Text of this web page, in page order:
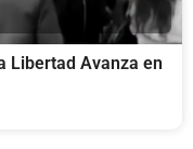
Libertad Avanza en